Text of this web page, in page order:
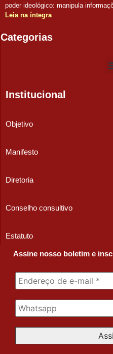
poder ideológico: manipula
Leia na íntegra
Categorias
Institucional
Objetivo
Manifesto
Diretoria
Conselho consultivo
Estatuto
Assine nosso boletim e